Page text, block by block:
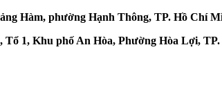
Hàm, phường Hạnh Thông, TP. Hồ Chí
1, Khu phố An Hòa, Phường Hòa Lợi,